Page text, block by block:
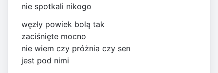
nie spotkali nikogo
węzły powiek bolą tak
zaciśnięte mocno
nie wiem czy próżnia czy sen
jest pod nimi